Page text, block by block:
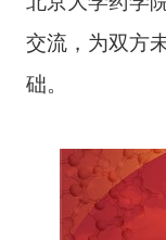
交流，为双方
础。